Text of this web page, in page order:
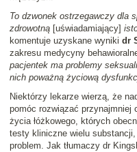
To dzwonek ostrzegawczy dla
zdrowotną [uświadamiający]
komentuje uzyskane wyniki dr
zakresu medycyny
pacjentek ma problemy
nich poważną życiową
Niektórzy lekarze wierzą, że
pomóc rozwiązać przynajmniej
życia łóżkowego, których
testy kliniczne wielu
problem. Jak tłumaczy dr